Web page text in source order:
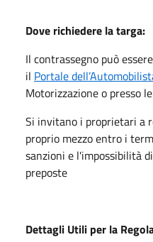
Dove richiedere la targa:
Il contrassegno può
il Portale
Motorizzazione o presso
Si invitano i proprietari a
proprio mezzo entro i
sanzioni e l'impossibilità
preposte
Dettagli Utili per la